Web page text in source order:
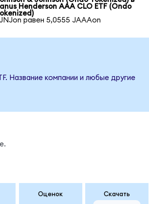
Henderson AAA CLO ETF (Ondo
JNJon равен 5,0555 JAAAon
Название компании и любые другие
Оценок Скачать